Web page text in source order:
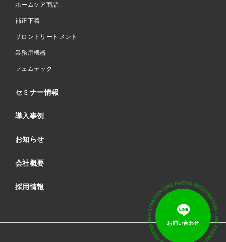
ホームケア商品
補正下着
サロントリートメント
業務用機器
フェムテック
セミナー情報
導入事例
お知らせ
会社概要
採用情報